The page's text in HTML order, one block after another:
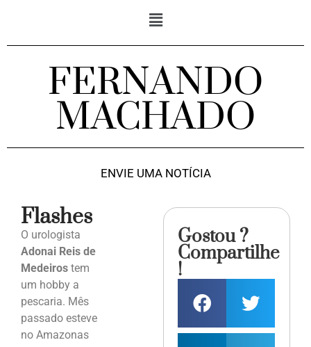
FERNANDO
MACHADO
ENVIE UMA NOTÍCIA
Flashes
O urologista
Adonai Reis de
Medeiros tem
um hobby a
pescaria. Mês
passado esteve
no Amazonas
Gostou ?
Compartilhe
!